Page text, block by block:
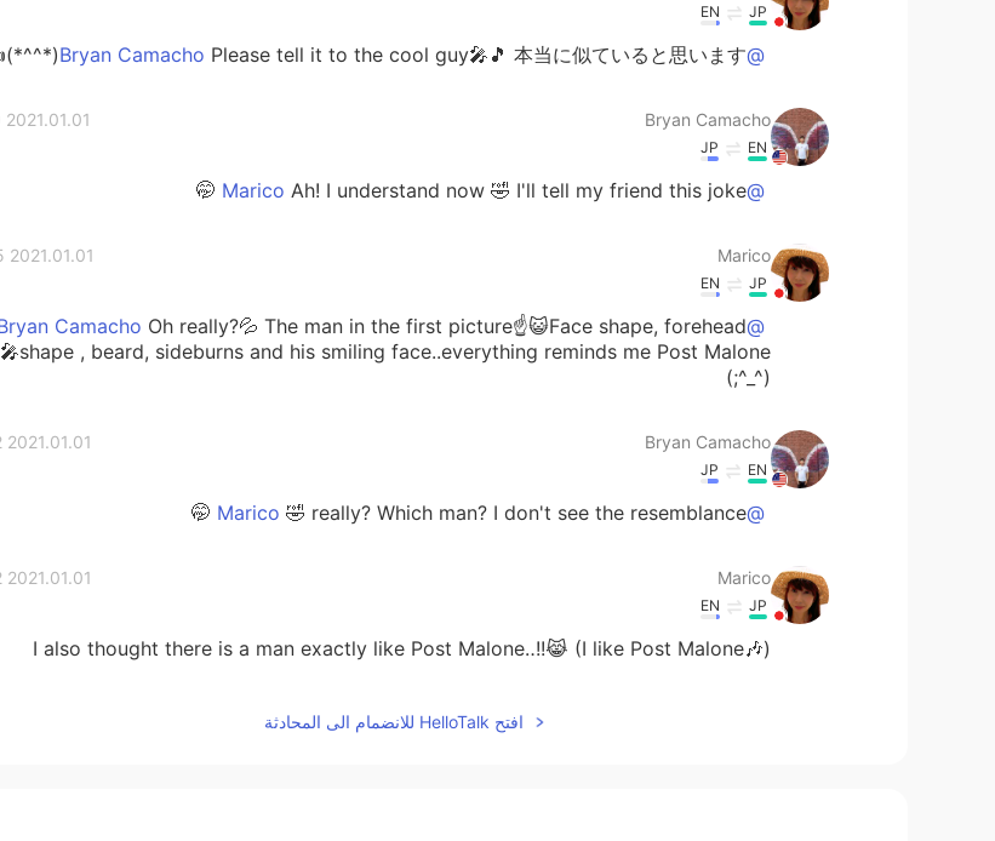
JP
EN
@Bryan Camacho
Please tell it to the cool guy🎤🎵 本当に似ていると思います(*^^*)👍
Bryan Camacho
2021.01.01 12:40
EN
JP
@Marico
Ah! I understand now 🤣 I'll tell my friend this joke 🤭
Marico
2021.01.01 08:35
JP
EN
@Bryan Camacho
Oh really?💦 The man in the first picture☝😺Face shape, forehead
shape , beard, sideburns and his smiling face..everything reminds me Post Malone🎤
(^_^;)
Bryan Camacho
2021.01.01 08:22
EN
JP
@Marico
🤣 really? Which man? I don't see the resemblance 🤭
Marico
2021.01.01 02:32
JP
EN
I also thought there is a man exactly like Post Malone‥!!😹 (I like Post Malone🎶)
افتح HelloTalk للانضمام الى المحادثة